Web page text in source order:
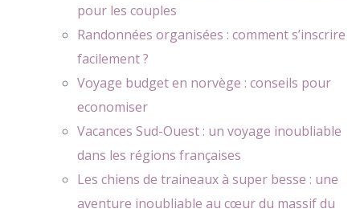
pour les couples
Randonnées organisées : comment s’inscrire
facilement ?
Voyage budget en norvège : conseils pour
economiser
Vacances Sud-Ouest : un voyage inoubliable
dans les régions françaises
Les chiens de traineaux à super besse : une
aventure inoubliable au cœur du massif du